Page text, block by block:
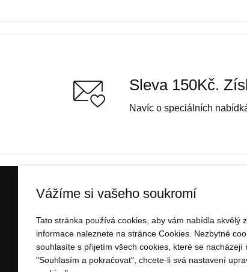
Sleva 150Kč.
Navíc o speciálních
INFORMACE O
Vše o nákupu
Platba
Doprava
Vážíme si vašeho soukromí
Tato stránka používá cookies, aby vám nabídla skvělý
informace naleznete na stránce Cookies. Nezbytné
souhlasíte s přijetím všech cookies, které se
"Souhlasím a pokračovat", chcete-li svá nastavení